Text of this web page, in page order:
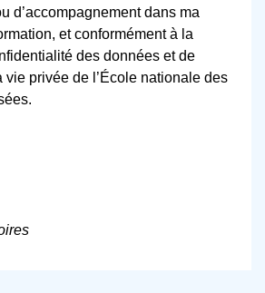
d’accompagnement dans ma
et conformément à la
des données et de
vie privée de l’École nationale des